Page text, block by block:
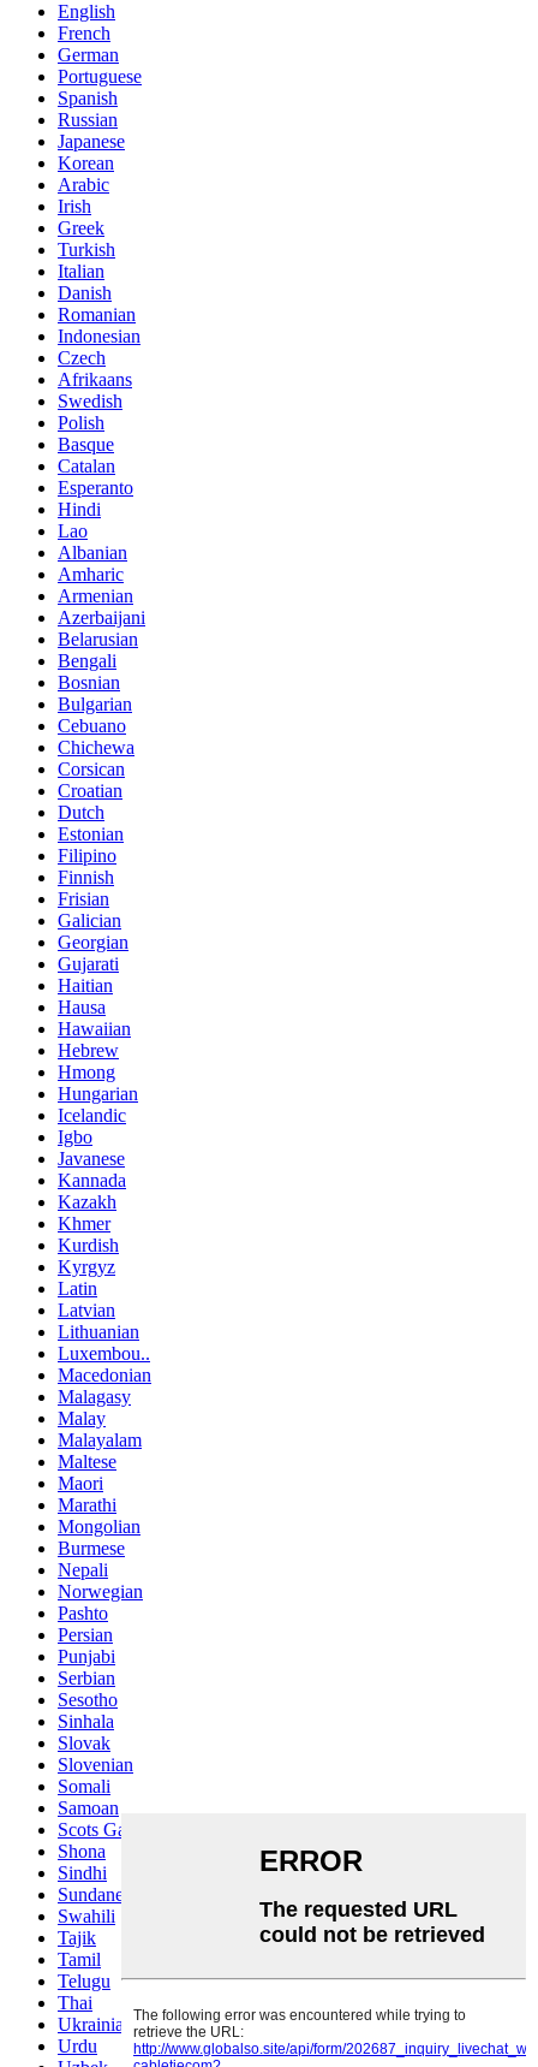
English
French
German
Portuguese
Spanish
Russian
Japanese
Korean
Arabic
Irish
Greek
Turkish
Italian
Danish
Romanian
Indonesian
Czech
Afrikaans
Swedish
Polish
Basque
Catalan
Esperanto
Hindi
Lao
Albanian
Amharic
Armenian
Azerbaijani
Belarusian
Bengali
Bosnian
Bulgarian
Cebuano
Chichewa
Corsican
Croatian
Dutch
Estonian
Filipino
Finnish
Frisian
Galician
Georgian
Gujarati
Haitian
Hausa
Hawaiian
Hebrew
Hmong
Hungarian
Icelandic
Igbo
Javanese
Kannada
Kazakh
Khmer
Kurdish
Kyrgyz
Latin
Latvian
Lithuanian
Luxembou..
Macedonian
Malagasy
Malay
Malayalam
Maltese
Maori
Marathi
Mongolian
Burmese
Nepali
Norwegian
Pashto
Persian
Punjabi
Serbian
Sesotho
Sinhala
Slovak
Slovenian
Somali
Samoan
Scots Gaelic
Shona
Sindhi
Sundanese
Swahili
Tajik
Tamil
Telugu
Thai
Ukrainian
Urdu